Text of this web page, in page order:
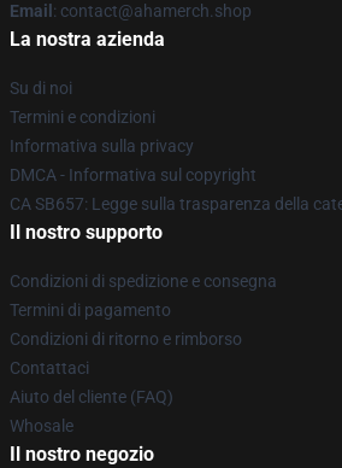
Email : contact@ahamerch.shop
La nostra azienda
Su di noi
Termini e condizioni
Informativa sulla privacy
DMCA - Informativa sul copyright
CA SB657: Legge sulla trasparenza della
Il nostro supporto
Condizioni di spedizione e consegna
Termini di pagamento
Condizioni di ritorno e rimborso
Contattaci
Aiuto del cliente (FAQ)
Whosale
Il nostro negozio